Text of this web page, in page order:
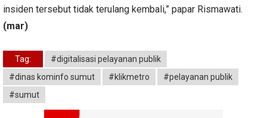
insiden tersebut tidak terulang kembali,” papar Rismawati.
(mar)
Tag:
#digitalisasi pelayanan publik
#dinas kominfo sumut
#klikmetro
#pelayanan publik
#sumut